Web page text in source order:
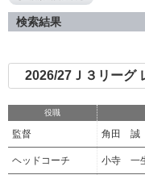
検索結果
2026/27Ｊ３リーグ
役職
監督 角田 誠
ヘッドコーチ 小寺 一